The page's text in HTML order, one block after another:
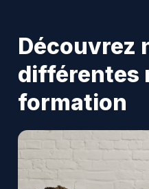
Découvrez
différentes
formation